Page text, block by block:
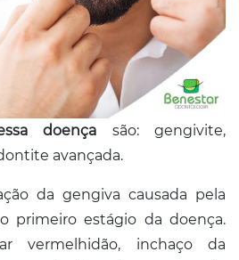
doença são: gengivite,
avançada.
da gengiva causada pela
primeiro estágio da doença.
vermelhidão, inchaço da